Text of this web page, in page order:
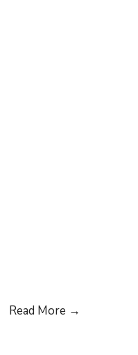
Read More →